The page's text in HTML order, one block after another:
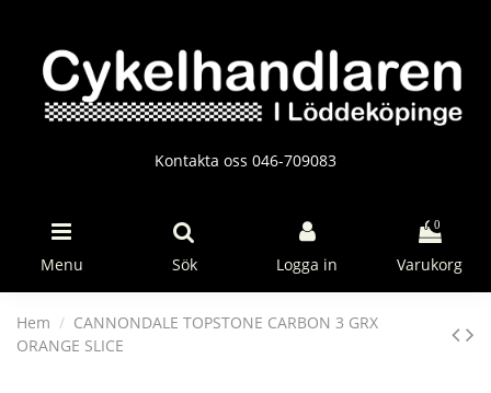
Kontakta oss 046-709083
Menu Sök Logga in
0
Varukorg
Hem
CANNONDALE TOPSTONE CARBON 3 GRX
ORANGE SLICE